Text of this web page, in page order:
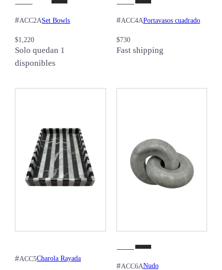
#ACC2ASet Bowls
$1,220
Solo quedan 1
disponibles
#ACC4APortavasos cuadrado
$730
Fast shipping
#ACC5Charola Rayada
#ACC6ANudo